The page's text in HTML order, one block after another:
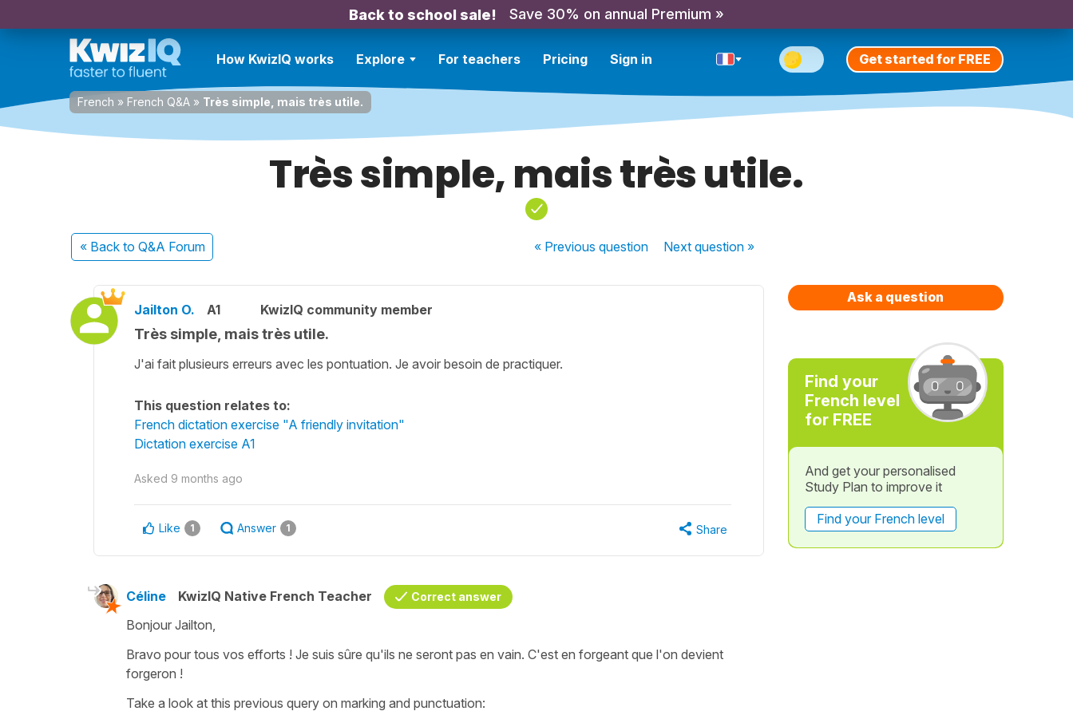
Back to school sale! Save 30% on annual Premium »
How KwizIQ works Explore For teachers Pricing Sign in Get started for FREE
French » French Q&A » Très simple, mais très utile.
Très simple, mais très utile.
« Back to Q&A Forum « Previousquestion Nextquestion »
Jailton O. A1 KwizIQ community member
Très simple, mais très utile.
J'ai fait plusieurs erreurs avec les pontuation. Je avoir besoin de practiquer.
This question relates to:
French dictation exercise "A friendly invitation"
Dictation exercise A1
Asked 9 months ago
Like 1 Answer 1 Share
Céline KwizIQ Native French Teacher Correct answer
Bonjour Jailton,
Bravo pour tous vos efforts ! Je suis sûre qu'ils ne seront pas en vain. C'est en forgeant que l'on devient
forgeron !
Take a look at this previous query on marking and punctuation:
Ask a question
Find your
French level
for FREE
And get your personalised
Study Plan to improve it
Find your French level